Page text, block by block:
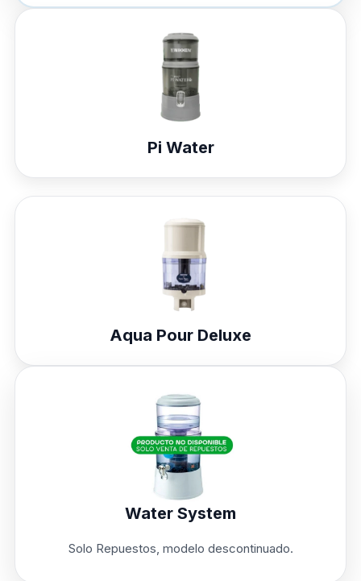
Pi Water
Aqua Pour Deluxe
Water System
Solo Repuestos, modelo descontinuado.